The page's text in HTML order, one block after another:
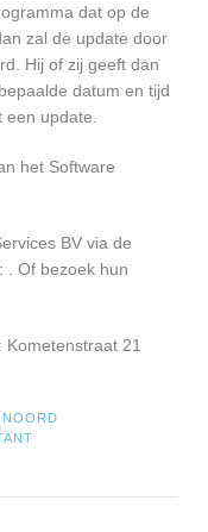
dat op de
zal de update door
Hij of zij geeft dan
datum en tijd
een update.
het Software
BV via de
. Of bezoek hun
Kometenstraat 21
NOORD